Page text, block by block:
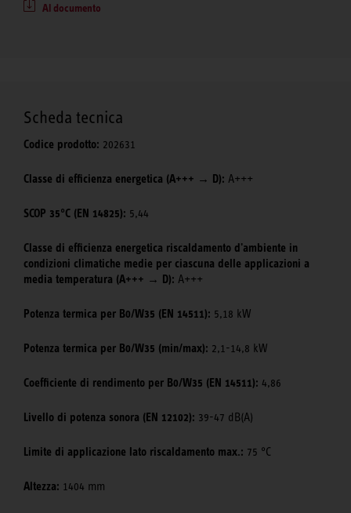
Al documento
Scheda tecnica
Codice prodotto: 202631
Classe di efficienza energetica (A+++ → D): A+++
SCOP 35°C (EN 14825): 5,44
Classe di efficienza energetica riscaldamento d'ambiente in
condizioni climatiche medie per ciascuna delle applicazioni a
media temperatura (A+++ → D): A+++
Potenza termica per B0/W35 (EN 14511): 5,18 kW
Potenza termica per B0/W35 (min/max): 2,1-14,8 kW
Coefficiente di rendimento per B0/W35 (EN 14511): 4,86
Livello di potenza sonora (EN 12102): 39-47 dB(A)
Limite di applicazione lato riscaldamento max.: 75 °C
Altezza: 1404 mm